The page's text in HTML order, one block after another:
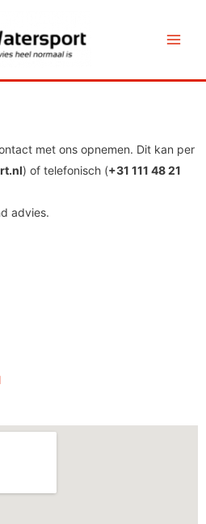
met ons opnemen. Dit kan per
) of telefonisch (+31 111 48 21
advies.